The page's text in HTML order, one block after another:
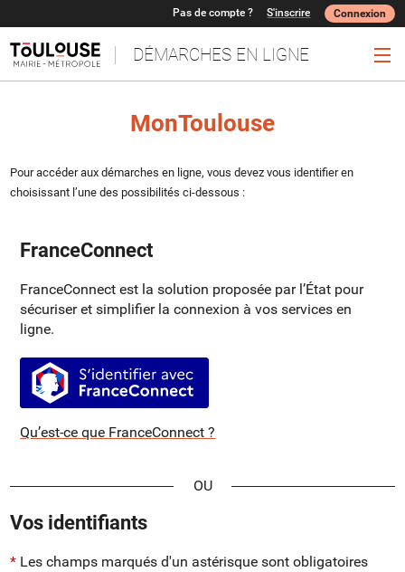
DÉMARCHES EN LIGNE
Pas de compte ? S'inscrire Connexion
MonToulouse
Pour accéder aux démarches en ligne, vous devez vous identifier en
choisissant l’une des possibilités ci-dessous :
FranceConnect
FranceConnect est la solution proposée par l’État pour
sécuriser et simplifier la connexion à vos services en
ligne.
S’identifier avec FranceConnect
Qu’est-ce que FranceConnect ?
Vos identifiants
Les champs marqués d'un astérisque sont obligatoires
*